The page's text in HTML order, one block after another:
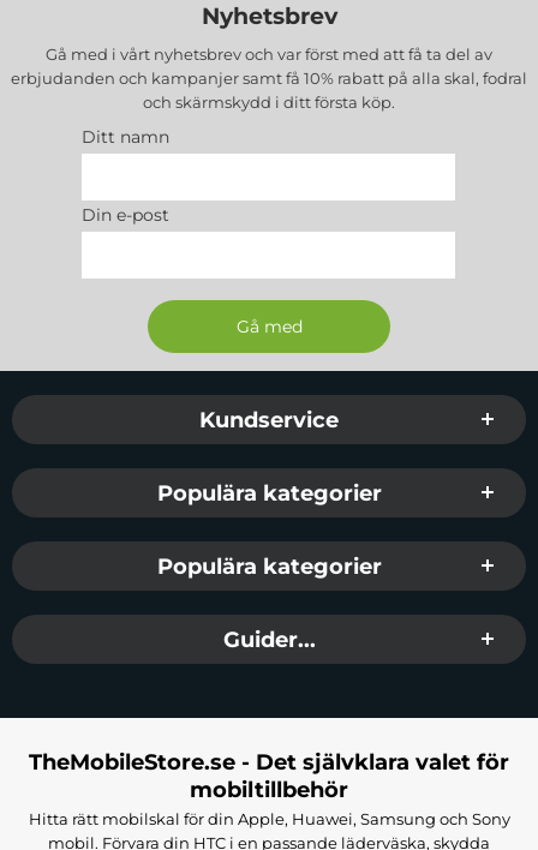
Nyhetsbrev
Gå med i vårt nyhetsbrev och var först med att få ta del av
erbjudanden och kampanjer samt få 10% rabatt på alla skal, fodral
och skärmskydd i ditt första köp.
Ditt namn
Din e-post
Sidfot Blandad info och länkar
Kundservice
Populära kategorier
Populära kategorier
Guider...
TheMobileStore.se - Det självklara valet för
mobiltillbehör
Hitta rätt mobilskal för din Apple, Huawei, Samsung och Sony
mobil. Förvara din HTC i en passande läderväska, skydda